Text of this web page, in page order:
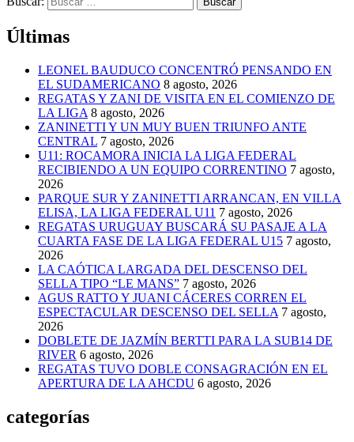
Últimas
LEONEL BAUDUCO CONCENTRÓ PENSANDO EN
EL SUDAMERICANO 8 agosto, 2026
REGATAS Y ZANI DE VISITA EN EL COMIENZO DE
LA LIGA 8 agosto, 2026
ZANINETTI Y UN MUY BUEN TRIUNFO ANTE
CENTRAL 7 agosto, 2026
U11: ROCAMORA INICIA LA LIGA FEDERAL
RECIBIENDO A UN EQUIPO CORRENTINO 7 agosto,
2026
PARQUE SUR Y ZANINETTI ARRANCAN, EN VILLA
ELISA, LA LIGA FEDERAL U11 7 agosto, 2026
REGATAS URUGUAY BUSCARÁ SU PASAJE A LA
CUARTA FASE DE LA LIGA FEDERAL U15 7 agosto,
2026
LA CAÓTICA LARGADA DEL DESCENSO DEL
SELLA TIPO “LE MANS” 7 agosto, 2026
AGUS RATTO Y JUANI CÁCERES CORREN EL
ESPECTACULAR DESCENSO DEL SELLA 7 agosto,
2026
DOBLETE DE JAZMÍN BERTTI PARA LA SUB14 DE
RIVER 6 agosto, 2026
REGATAS TUVO DOBLE CONSAGRACIÓN EN EL
APERTURA DE LA AHCDU 6 agosto, 2026
categorías